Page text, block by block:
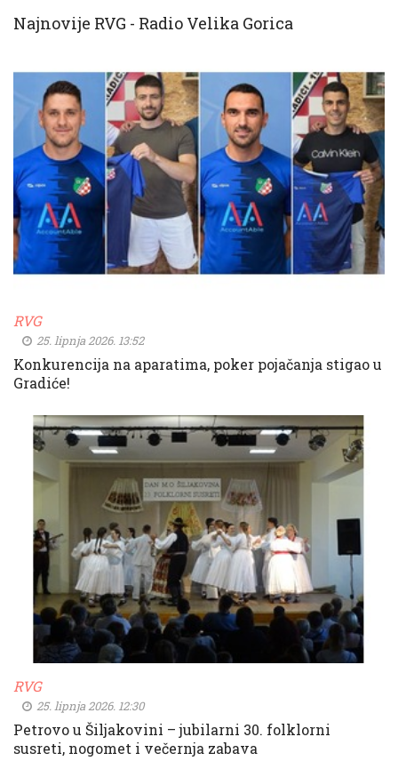
Najnovije RVG - Radio Velika Gorica
RVG
25. lipnja 2026. 13:52
Konkurencija na aparatima, poker pojačanja stigao u
Gradiće!
RVG
25. lipnja 2026. 12:30
Petrovo u Šiljakovini – jubilarni 30. folklorni
susreti, nogomet i večernja zabava